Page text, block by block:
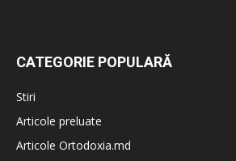
CATEGORIE POPULARĂ
Stiri
Articole preluate
Articole Ortodoxia.md